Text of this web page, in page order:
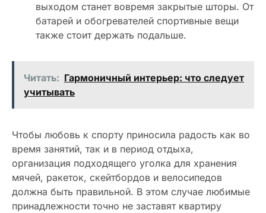
выходом станет вовремя закрытые шторы. От
батарей и обогревателей спортивные вещи
также стоит держать подальше.
Читать: Гармоничный интерьер: что следует
учитывать
Чтобы любовь к спорту приносила радость как во
время занятий, так и в период отдыха,
организация подходящего уголка для хранения
мячей, ракеток, скейтбордов и велосипедов
должна быть правильной. В этом случае любимые
принадлежности точно не заставят квартиру